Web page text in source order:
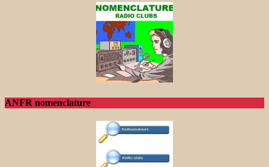
ANFR nomenclature